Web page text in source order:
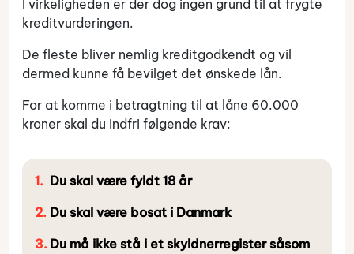
I virkeligheden er der dog ingen grund til at frygte
kreditvurderingen.
De fleste bliver nemlig kreditgodkendt og vil
dermed kunne få bevilget det ønskede lån.
For at komme i betragtning til at låne 60.000
kroner skal du indfri følgende krav:
Du skal være fyldt 18 år
Du skal være bosat i Danmark
Du må ikke stå i et skyldnerregister såsom